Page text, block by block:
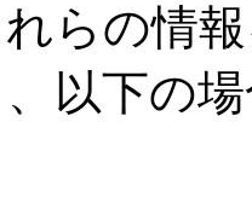
らの情
以下の